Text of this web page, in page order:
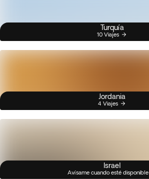
Turquía
10 Viajes
Jordania
4 Viajes
Israel
Avísame cuando esté disponible